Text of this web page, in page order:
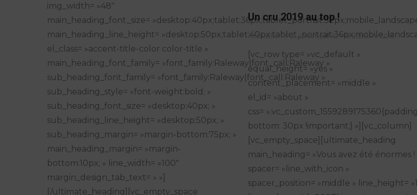
img_width= »48″
main_heading_font_size=
main_heading_line_height=
el_class= »accent-title-color color-title »
main_heading_font_family= »font_family:Raleway|font_call:Raleway »
sub_heading_font_family= »font_family:Raleway|font_call:Raleway »
sub_heading_style= »font-weight:bold; »
sub_heading_font_size= »desktop:40px; »
sub_heading_line_height= »desktop:50px; »
sub_heading_margin= »margin-bottom:75px; »
main_heading_margin= »margin-
bottom:10px; » line_width= »100″
margin_design_tab_text= » »]
[/ultimate_heading][vc_empty_space
Un cru 2019 au top !
Actualité ParjmcetqaING 6 octobre 2019
[vc_row type= »vc_default »
equal_height= »yes »
content_placement= »middle »
el_id= »about »
css=
bottom: 30px !important;} »][vc_column]
[vc_empty_space][ultimate_heading
main_heading= »Vous avez été énormes !
spacer= »line_with_icon »
spacer_position= »middle » line_height=